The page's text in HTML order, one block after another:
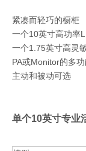
紧凑而轻巧的橱柜
一个10英寸高功率
一个1.75英寸高灵
PA或Monitor的多
主动和被动可选
单个10英寸专业